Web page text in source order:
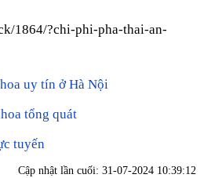
1864/?chi-phi-pha-thai-an-
uy tín ở Hà Nội
tổng quát
tuyến
Cập nhật lần cuối: 31-07-2024 10:39:12